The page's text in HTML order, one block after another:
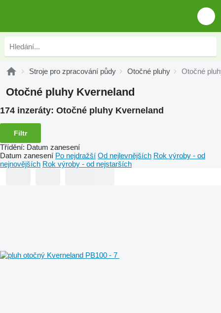
Stroje pro zpracování půdy Otočné pluhy Otočné
Otočné pluhy Kverneland
174 inzeráty: Otočné pluhy Kverneland
Filtr
Třídění: Datum zanesení
Datum zanesení Po nejdražší Od nejlevnějších Rok výroby - od
nejnovějších Rok výroby - od nejstarších